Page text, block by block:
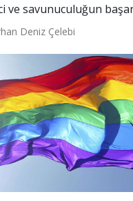
ve savunuculuğun
Deniz Çelebi